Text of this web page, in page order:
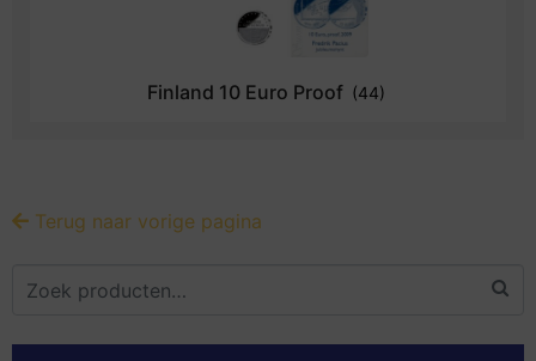
Finland 10 Euro Proof (44)
Terug naar vorige pagina